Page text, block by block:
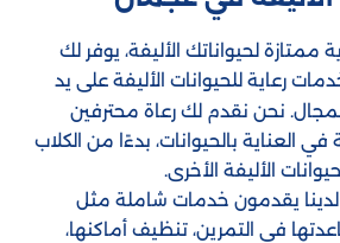
ممتازة لحيواناتك الأليفة، يوفر لك
رعاية للحيوانات الأليفة على يد
نحن نقدم لك رعاة محترفين
العناية بالحيوانات، بدءًا من الكلاب
الأليفة الأخرى.
لدينا يقدمون خدمات شاملة مثل
في التمرين، تنظيف أماكنها،